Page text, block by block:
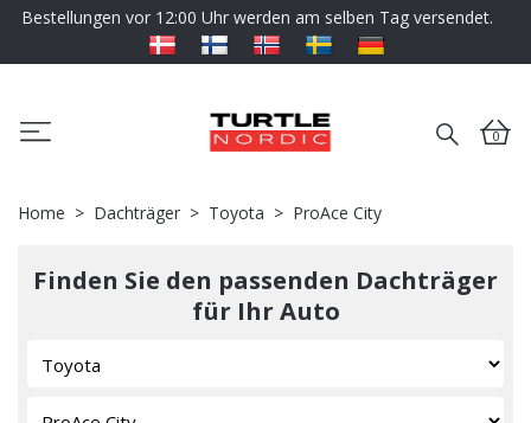
Bestellungen vor 12:00 Uhr werden am selben Tag versendet.
0
Home Dachträger Toyota ProAce City
Finden Sie den passenden Dachträger
für Ihr Auto